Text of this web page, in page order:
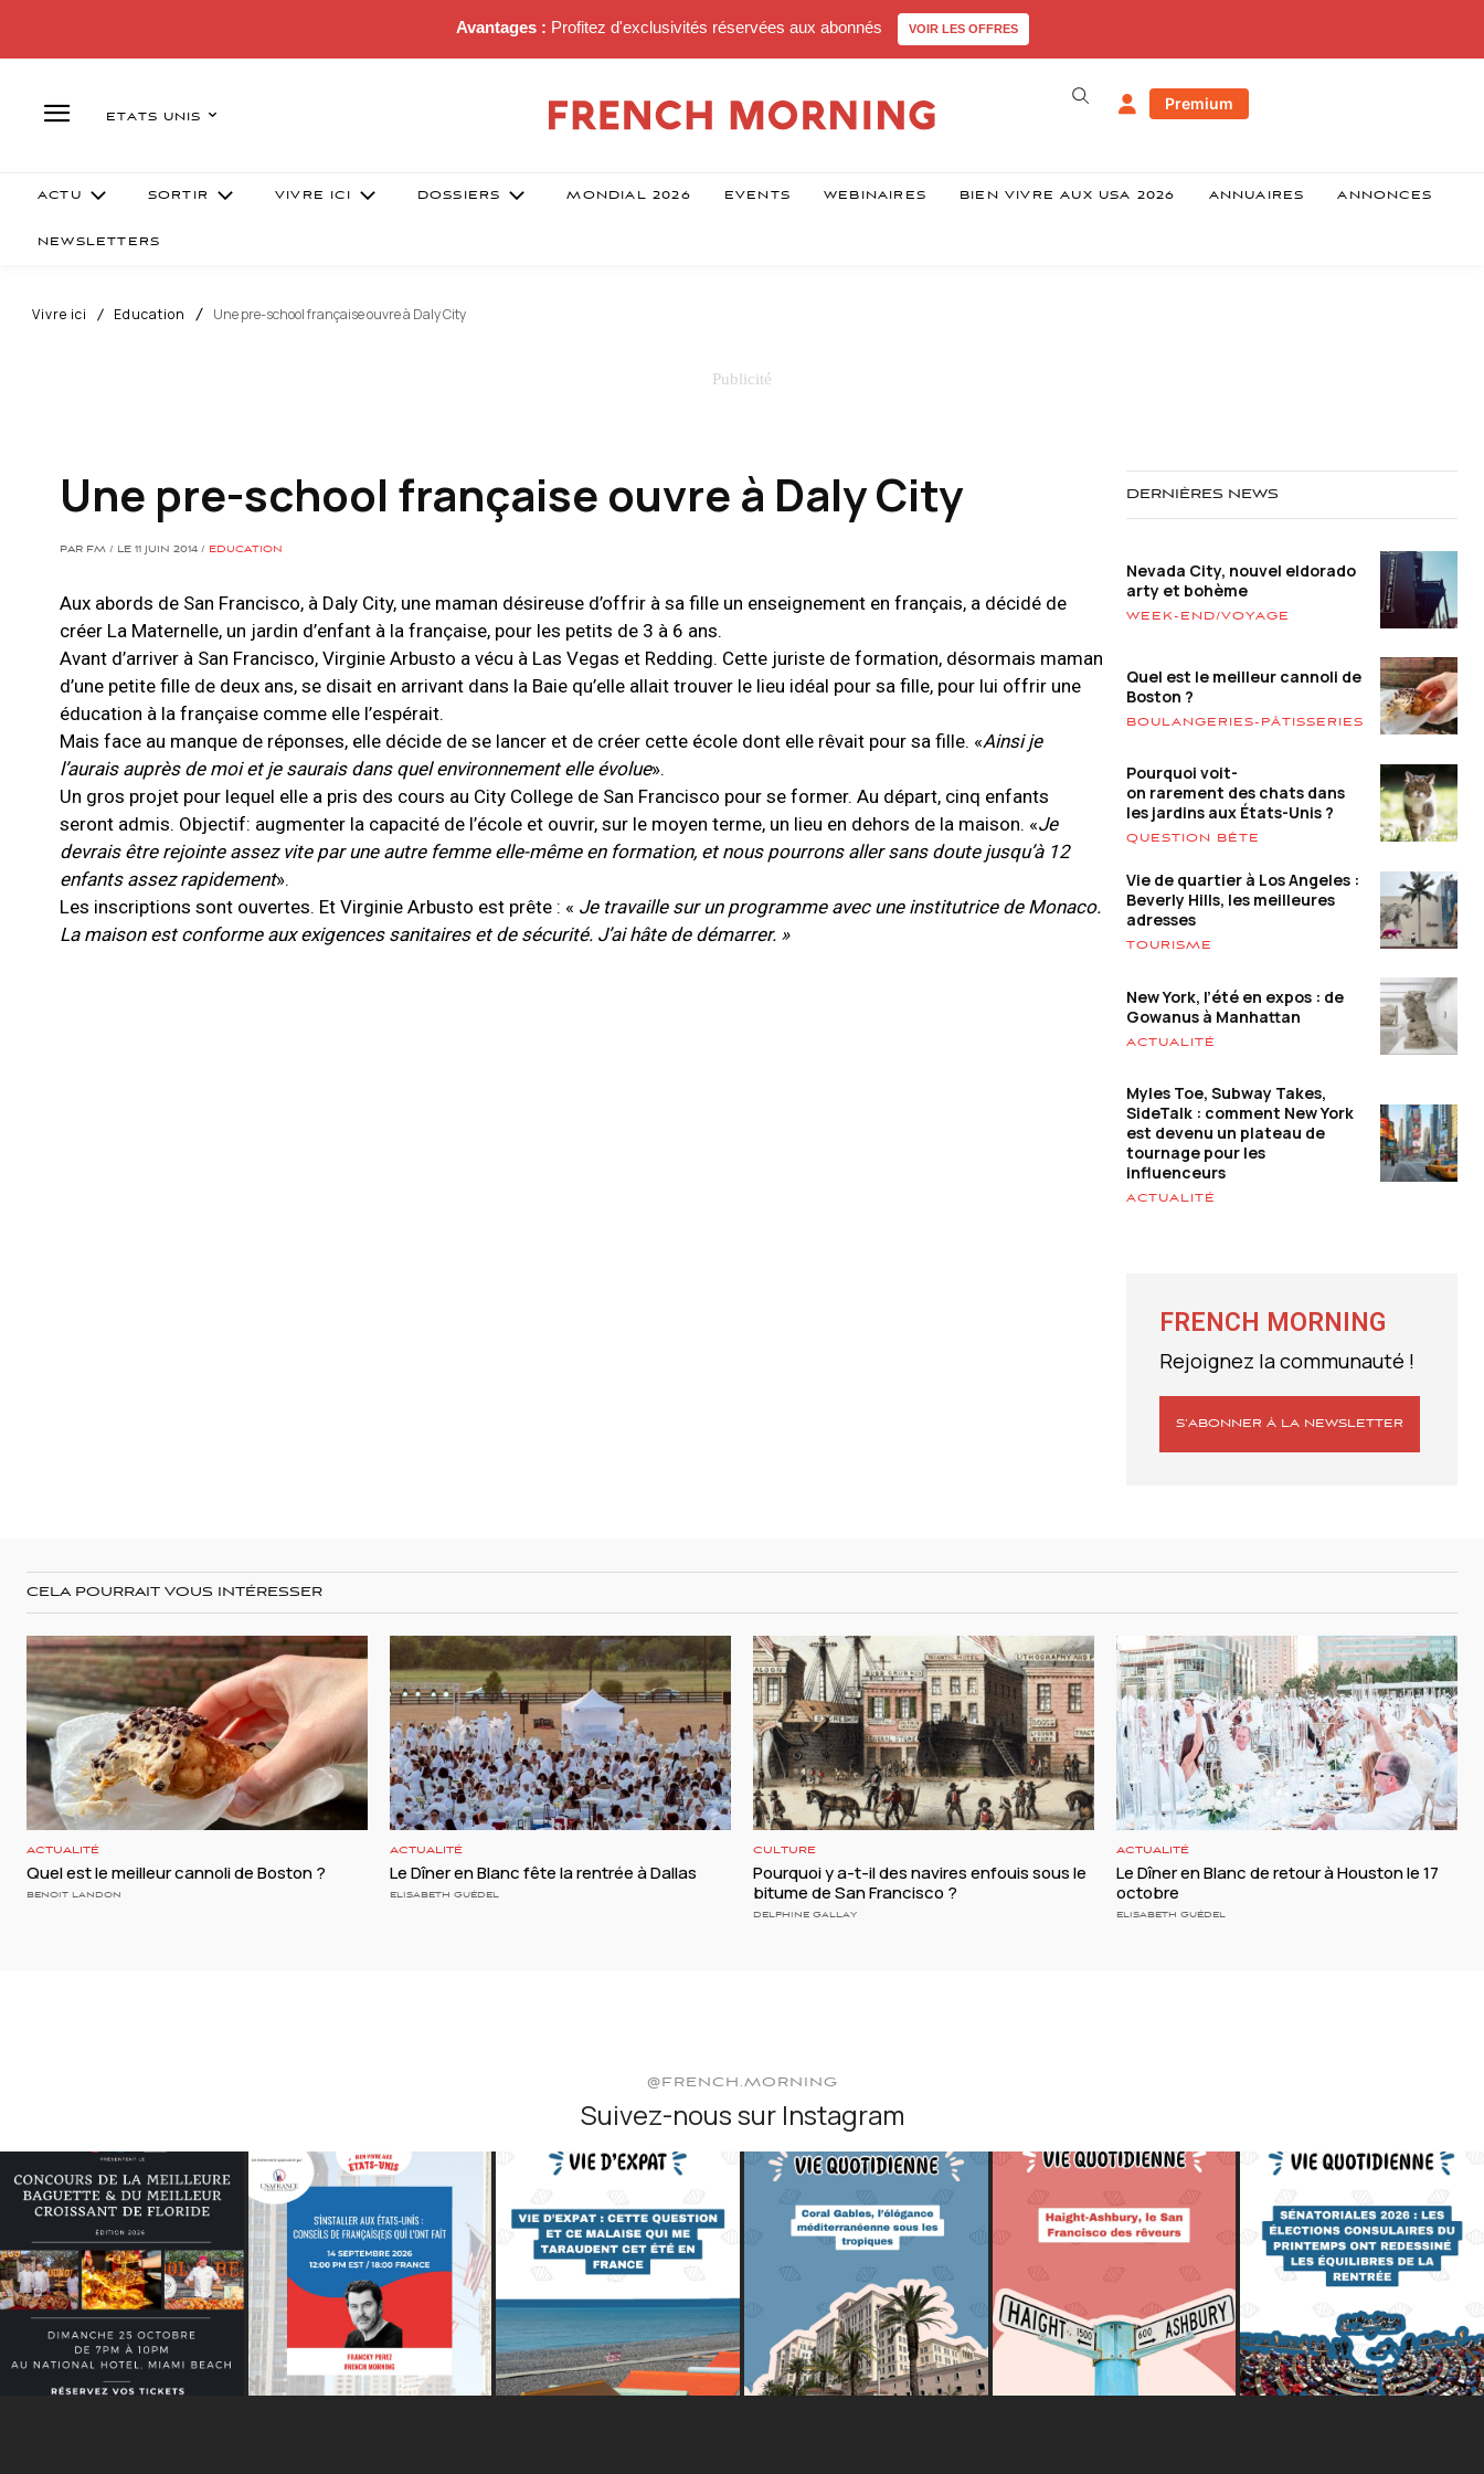
Avantages : Profitez d'exclusivités réservées aux abonnés VOIR LES OFFRES
ETATS UNIS
Premium
ACTU SORTIR VIVRE ICI DOSSIERS MONDIAL 2026 EVENTS WEBINAIRES BIEN VIVRE AUX USA 2026 ANNUAIRES ANNONCES
NEWSLETTERS
Vivre ici Education Une pre-school française ouvre à Daly City
Une pre-school française ouvre à Daly City
PAR FM / LE 11 JUIN 2014 / EDUCATION
Aux abords de San Francisco, à Daly City, une maman désireuse d’offrir à sa fille un enseignement en français, a décidé de
créer La Maternelle, un jardin d’enfant à la française, pour les petits de 3 à 6 ans.
Avant d’arriver à San Francisco, Virginie Arbusto a vécu à Las Vegas et Redding. Cette juriste de formation, désormais maman
d’une petite fille de deux ans, se disait en arrivant dans la Baie qu’elle allait trouver le lieu idéal pour sa fille, pour lui offrir une
éducation à la française comme elle l’espérait.
Mais face au manque de réponses, elle décide de se lancer et de créer cette école dont elle rêvait pour sa fille. «Ainsi je
l’aurais auprès de moi et je saurais dans quel environnement elle évolue».
Un gros projet pour lequel elle a pris des cours au City College de San Francisco pour se former. Au départ, cinq enfants
seront admis. Objectif: augmenter la capacité de l’école et ouvrir, sur le moyen terme, un lieu en dehors de la maison. «Je
devrais être rejointe assez vite par une autre femme elle-même en formation, et nous pourrons aller sans doute jusqu’à 12
enfants assez rapidement».
Les inscriptions sont ouvertes. Et Virginie Arbusto est prête : « Je travaille sur un programme avec une institutrice de Monaco.
La maison est conforme aux exigences sanitaires et de sécurité. J’ai hâte de démarrer. »
DERNIÈRES NEWS
Nevada City, nouvel eldorado
arty et bohème
WEEK-END/VOYAGE
Quel est le meilleur cannoli de
Boston ?
BOULANGERIES-PÂTISSERIES
Pourquoi voit-
on rarement des chats dans
les jardins aux États-Unis ?
QUESTION BÊTE
Vie de quartier à Los Angeles :
Beverly Hills, les meilleures
adresses
TOURISME
New York, l’été en expos : de
Gowanus à Manhattan
ACTUALITÉ
Myles Toe, Subway Takes,
SideTalk : comment New York
est devenu un plateau de
tournage pour les
influenceurs
ACTUALITÉ
FRENCH MORNING
Rejoignez la communauté !
S’ABONNER À LA NEWSLETTER
CELA POURRAIT VOUS INTÉRESSER
ACTUALITÉ
Quel est le meilleur cannoli de Boston ?
BENOIT LANDON
ACTUALITÉ
Le Dîner en Blanc fête la rentrée à Dallas
ELISABETH GUÉDEL
CULTURE
Pourquoi y a-t-il des navires enfouis sous le
bitume de San Francisco ?
DELPHINE GALLAY
ACTUALITÉ
Le Dîner en Blanc de retour à Houston le 17
octobre
ELISABETH GUÉDEL
@FRENCH.MORNING
Suivez-nous sur Instagram